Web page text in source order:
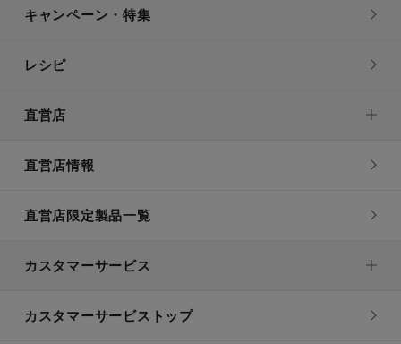
キャンペーン・特集
レシピ
直営店
直営店情報
直営店限定製品一覧
カスタマーサービス
カスタマーサービストップ